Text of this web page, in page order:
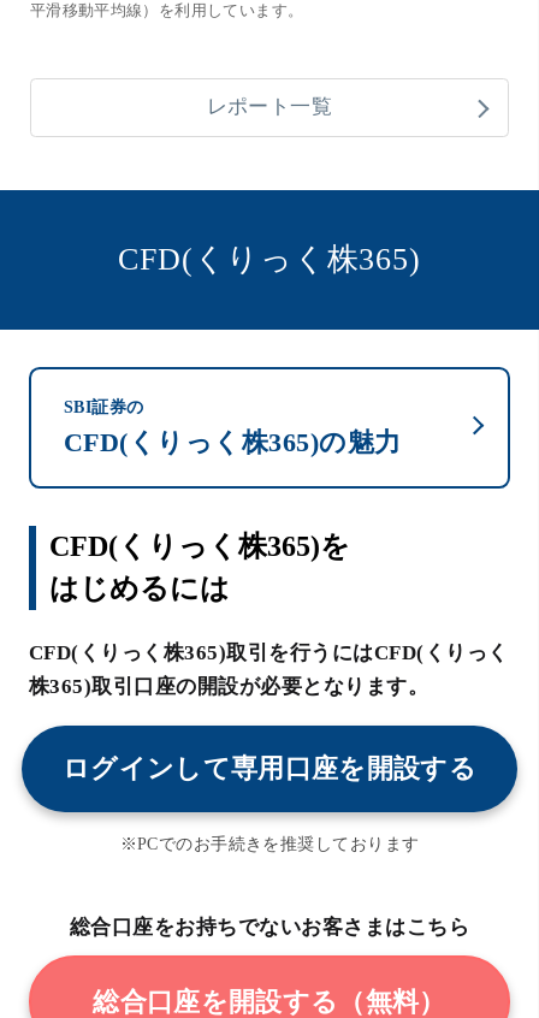
平滑移動平均線）を利用しています。
レポート一覧
CFD(くりっく株365)
SBI証券の
CFD(くりっく株365)の魅力
CFD(くりっく株365)を
はじめるには
CFD(くりっく株365)取引を行うにはCFD(くりっく
株365)取引口座の開設が必要となります。
ログインして専用口座を開設する
※PCでのお手続きを推奨しております
総合口座をお持ちでないお客さまはこちら
総合口座を開設する（無料）